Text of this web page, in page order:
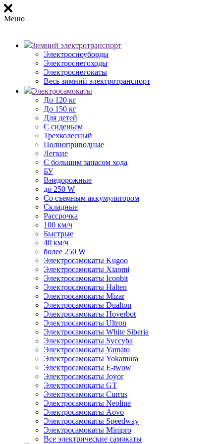
Меню
Зимний электротранспорт
Электросноуборды
Электроснегоходы
Электроснегокаты
Весь зимний электротранспорт
Электросамокаты
До 120 кг
До 150 кг
Для детей
С сиденьем
Трехколесный
Полноприводные
Легкие
С большим запасом хода
БУ
Внедорожные
до 250 W
Со съемным аккумулятором
Складные
Рассрочка
100 км/ч
Быстрые
40 км/ч
более 250 W
Электросамокаты Kugoo
Электросамокаты Xiaomi
Электросамокаты Iconbit
Электросамокаты Halten
Электросамокаты Mizar
Электросамокаты Dualton
Электросамокаты Hoverbot
Электросамокаты Ultron
Электросамокаты White Siberia
Электросамокаты Syccyba
Электросамокаты Yamato
Электросамокаты Yokamura
Электросамокаты E-twow
Электросамокаты Joyor
Электросамокаты GT
Электросамокаты Currus
Электросамокаты Neoline
Электросамокаты Aovo
Электросамокаты Speedway
Электросамокаты Minipro
Все электрические самокаты